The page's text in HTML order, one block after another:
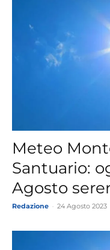
Meteo
Santuario:
Agosto
Redazione 24 Agosto 2023